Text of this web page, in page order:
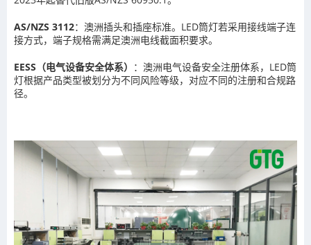
AS/NZS 3112：澳洲插头和插座标准。LED筒灯若采用接线端子连
接方式，端子规格需满足澳洲电线截面积要求。
EESS（电气设备安全体系） ：澳洲电气设备安全注册体系，LED筒
灯根据产品类型被划分为不同风险等级，对应不同的注册和合规路
径。